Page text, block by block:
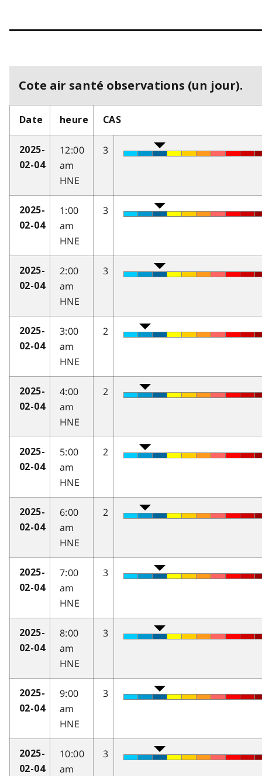
Cote air santé observations (un jour).
Date heure CAS
2025-
02-04
12:00
am
HNE
3
2025-
02-04
1:00
am
HNE
3
2025-
02-04
2:00
am
HNE
3
2025-
02-04
3:00
am
HNE
2
2025-
02-04
4:00
am
HNE
2
2025-
02-04
5:00
am
HNE
2
2025-
02-04
6:00
am
HNE
2
2025-
02-04
7:00
am
HNE
3
2025-
02-04
8:00
am
HNE
3
2025-
02-04
9:00
am
HNE
3
2025-
02-04
10:00
am
3